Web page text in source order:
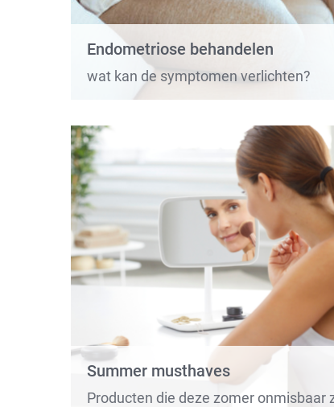
Face care
Endometriose behandelen
wat kan de symptomen verlichten?
Summer musthaves
Producten die deze zomer onmisbaar